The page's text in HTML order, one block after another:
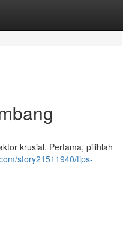
krusial. Pertama, pilihlah
story21511940/tips-